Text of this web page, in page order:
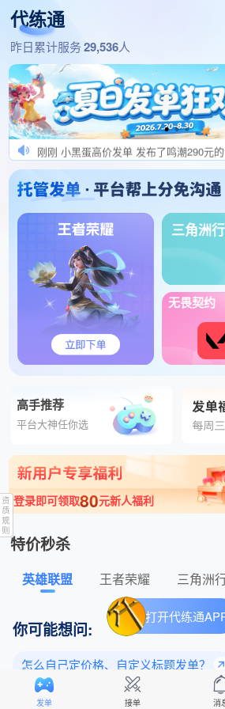
代练通
昨日累计服务29,536人
打开代练通
找代练,做代练 就上代
刚刚 棠棠发肥单秒验收 发布了和平精英
刚刚 高价单外挂委贷绕 发布了王者荣耀
刚刚 改生日透露订单必扣押 发布了王者
刚刚 小硕发肥单秒验收 发布了王者荣耀
刚刚 小黑蛋高价发单 发布了鸣潮290元
刚刚 都是肥单速度接 发布了冒险岛怀旧
刚刚 不一代练工作室 发布了英雄联盟手
刚刚 全世界最厉害的乖 发布了三角洲行
刚刚 USR201504072731 发布了王者荣耀
刚刚 架维lfq9787 发布了三角洲行动150元
刚刚 自己号长期找打手 发布了王者荣耀
刚刚 念念发单秒上号 发布了王者荣耀
刚刚 阿坤???♂? 发布了王者荣耀420元
1分钟前 飞一样的感觉陪玩 发布了无畏契
1分钟前 单单完结秒结算 发布了王者荣
1分钟前 USR202102270 发布了王者荣
三角洲
无畏契约
高手推荐
平台大神任你选
登录即可领取80元新人福利
特价秒杀
英雄联盟 王者荣耀 三角洲
你可能想问:
怎么自己定价格、自定义标题发单？
为什么老玩家都选择平台下单？
发单 接单 消